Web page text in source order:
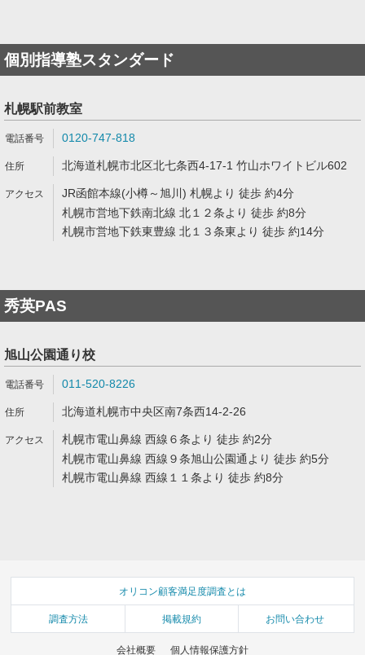
個別指導塾スタンダード
札幌駅前教室
0120-747-818
北海道札幌市北区北七条西4-17-1 竹山ホワイトビル602
JR函館本線(小樽～旭川) 札幌より 徒歩 約4分
札幌市営地下鉄南北線 北１２条より 徒歩 約8分
札幌市営地下鉄東豊線 北１３条東より 徒歩 約14分
秀英PAS
旭山公園通り校
011-520-8226
北海道札幌市中央区南7条西14-2-26
札幌市電山鼻線 西線６条より 徒歩 約2分
札幌市電山鼻線 西線９条旭山公園通より 徒歩 約5分
札幌市電山鼻線 西線１１条より 徒歩 約8分
オリコン顧客満足度調査とは
調査方法 掲載規約 お問い合わせ
会社概要 個人情報保護方針